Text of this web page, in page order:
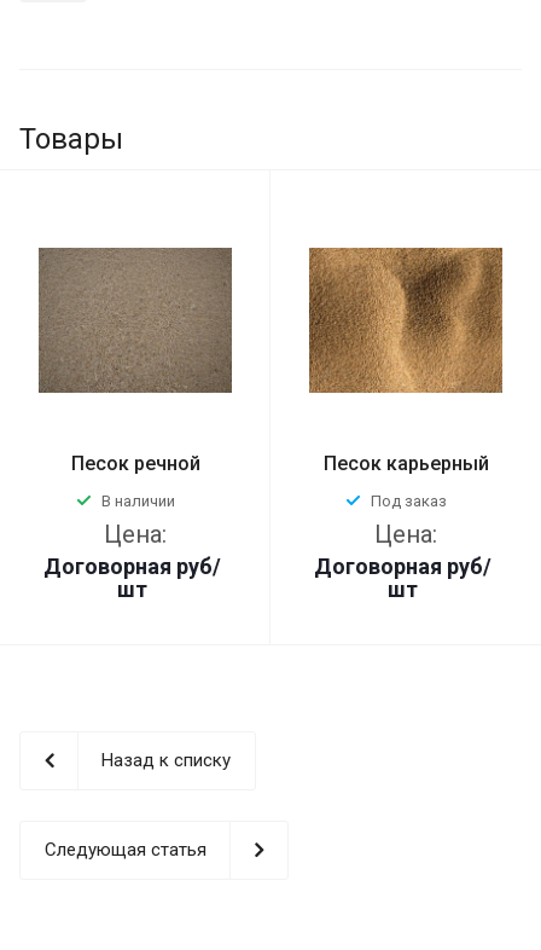
Товары
Песок речной
В наличии
Цена:
Договорная руб/
шт
Песок карьерный
Под заказ
Цена:
Договорная руб/
шт
Назад к списку
Следующая статья